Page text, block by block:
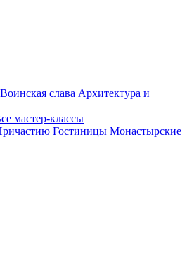
Воинская слава Архитектура и
мастер-классы
Гостиницы Монастырские